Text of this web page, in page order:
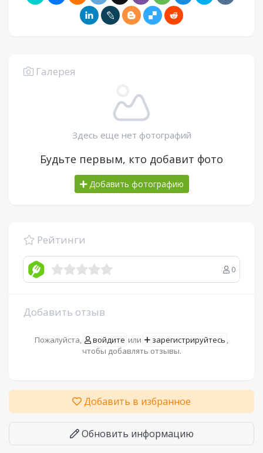
Галерея
Здесь еще нет фотографий
Будьте первым, кто добавит фото
Добавить фотографию
Рейтинги
0
Добавить отзыв
Пожалуйста, войдите или зарегистрируйтесь ,
чтобы добавлять отзывы.
Добавить в избранное
Обновить информацию